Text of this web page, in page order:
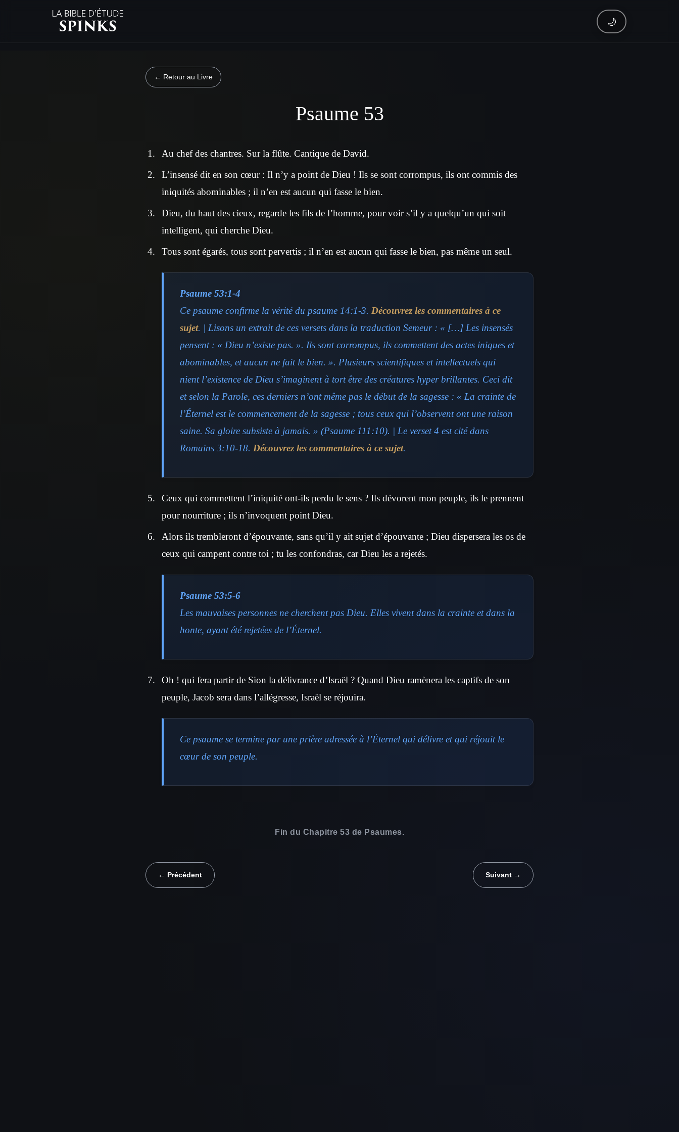
🌙
← Retour au Livre
Psaume 53
Au chef des chantres. Sur la flûte. Cantique de David.
L’insensé dit en son cœur : Il n’y a point de Dieu ! Ils se sont corrompus, ils ont commis des
iniquités abominables ; il n’en est aucun qui fasse le bien.
Dieu, du haut des cieux, regarde les fils de l’homme, pour voir s’il y a quelqu’un qui soit
intelligent, qui cherche Dieu.
Tous sont égarés, tous sont pervertis ; il n’en est aucun qui fasse le bien, pas même un seul.
Psaume 53:1-4
Ce psaume confirme la vérité du psaume 14:1-3. Découvrez les commentaires à ce
sujet. | Lisons un extrait de ces versets dans la traduction Semeur : « […] Les insensés
pensent : « Dieu n’existe pas. ». Ils sont corrompus, ils commettent des actes iniques et
abominables, et aucun ne fait le bien. ». Plusieurs scientifiques et intellectuels qui
nient l’existence de Dieu s’imaginent à tort être des créatures hyper brillantes. Ceci dit
et selon la Parole, ces derniers n’ont même pas le début de la sagesse : « La crainte de
l’Éternel est le commencement de la sagesse ; tous ceux qui l’observent ont une raison
saine. Sa gloire subsiste à jamais. » (Psaume 111:10). | Le verset 4 est cité dans
Romains 3:10-18. Découvrez les commentaires à ce sujet.
Ceux qui commettent l’iniquité ont-ils perdu le sens ? Ils dévorent mon peuple, ils le prennent
pour nourriture ; ils n’invoquent point Dieu.
Alors ils trembleront d’épouvante, sans qu’il y ait sujet d’épouvante ; Dieu dispersera les os de
ceux qui campent contre toi ; tu les confondras, car Dieu les a rejetés.
Psaume 53:5-6
Les mauvaises personnes ne cherchent pas Dieu. Elles vivent dans la crainte et dans la
honte, ayant été rejetées de l’Éternel.
Oh ! qui fera partir de Sion la délivrance d’Israël ? Quand Dieu ramènera les captifs de son
peuple, Jacob sera dans l’allégresse, Israël se réjouira.
Ce psaume se termine par une prière adressée à l’Éternel qui délivre et qui réjouit le
cœur de son peuple.
Fin du Chapitre 53 de Psaumes.
← Précédent Suivant →